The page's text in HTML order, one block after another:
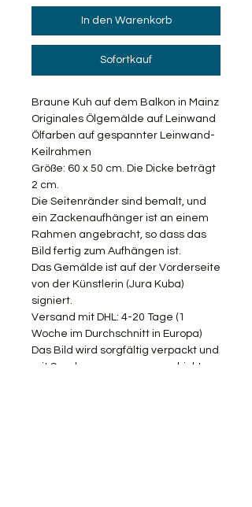
In den Warenkorb
Sofortkauf
Braune Kuh auf dem Balkon in Mainz
Originales Ölgemälde auf Leinwand
Ölfarben auf gespannter Leinwand-
Keilrahmen
Größe: 60 x 50 cm. Die Dicke beträgt
2 cm.
Die Seitenränder sind bemalt, und
ein Zackenaufhänger ist an einem
Rahmen angebracht, so dass das
Bild fertig zum Aufhängen ist.
Das Gemälde ist auf der Vorderseite
von der Künstlerin (Jura Kuba)
signiert.
Versand mit DHL: 4-20 Tage (1
Woche im Durchschnitt in Europa)
Das Bild wird sorgfältig verpackt und
mit Sendungsnummer verschickt.